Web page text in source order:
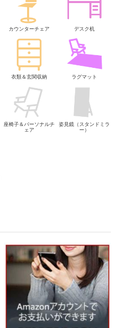
カウンターチェア デスク机
衣類＆玄関収納 ラグマット
座椅子＆パーソナルチ
ェア
姿見鏡（スタンドミラ
ー）